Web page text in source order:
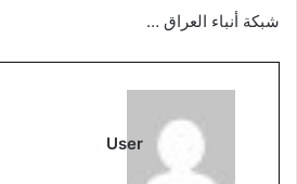
شبكة أنباء العراق …
User